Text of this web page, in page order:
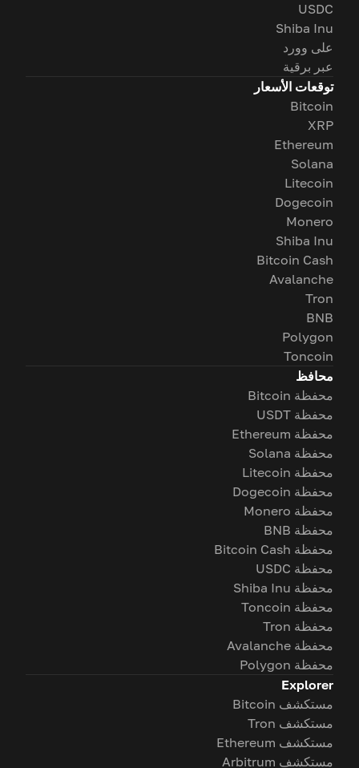
USDC
Shiba Inu
على وورد
عبر برقية
توقعات الأسعار
Bitcoin
XRP
Ethereum
Solana
Litecoin
Dogecoin
Monero
Shiba Inu
Bitcoin Cash
Avalanche
Tron
BNB
Polygon
Toncoin
محافظ
محفظة Bitcoin
محفظة USDT
محفظة Ethereum
محفظة Solana
محفظة Litecoin
محفظة Dogecoin
محفظة Monero
محفظة BNB
محفظة Bitcoin Cash
محفظة USDC
محفظة Shiba Inu
محفظة Toncoin
محفظة Tron
محفظة Avalanche
محفظة Polygon
Explorer
مستكشف Bitcoin
مستكشف Tron
مستكشف Ethereum
مستكشف Arbitrum